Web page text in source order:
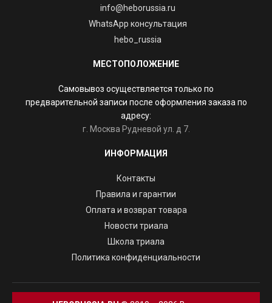
info@heborussia.ru
WhatsApp консультация
hebo_russia
МЕСТОПОЛОЖЕНИЕ
Самовывоз осуществляется только по
предварительной записи после оформления заказа по
адресу:
г. Москва Рудневой ул. д 7.
ИНФОРМАЦИЯ
Контакты
Правила и гарантии
Оплата и возврат товара
Новости триала
Школа триала
Политика конфиденциальности